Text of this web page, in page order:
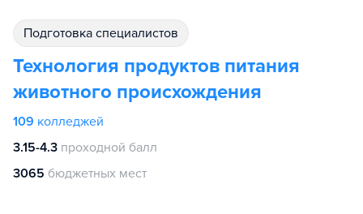
подготовка специалистов
Технология продуктов питания
животного происхождения
109 колледжей
3.15-4.3 проходной балл
3065 бюджетных мест